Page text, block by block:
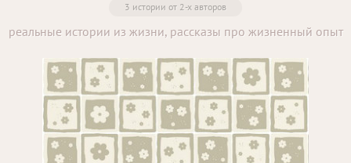
3 истории от 2-х авторов
реальные истории из жизни, рассказы про жизненный опыт